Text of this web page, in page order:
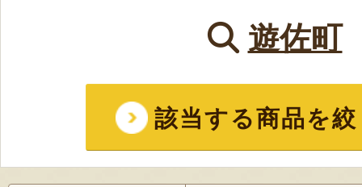
遊佐町
該当する商品を